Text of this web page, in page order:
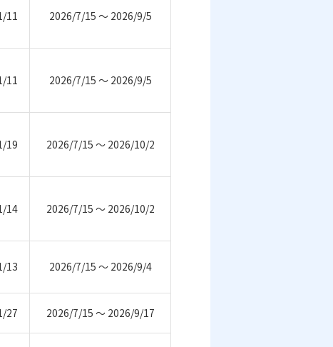
11 2026/7/15 ～ 2026/9/5
11 2026/7/15 ～ 2026/9/5
19 2026/7/15 ～ 2026/10/2
14 2026/7/15 ～ 2026/10/2
13 2026/7/15 ～ 2026/9/4
27 2026/7/15 ～ 2026/9/17